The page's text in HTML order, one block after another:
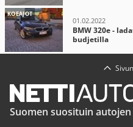
KOEAJOT
01.02.2022
BMW 320e -
budjetilla
Suomen suosituin